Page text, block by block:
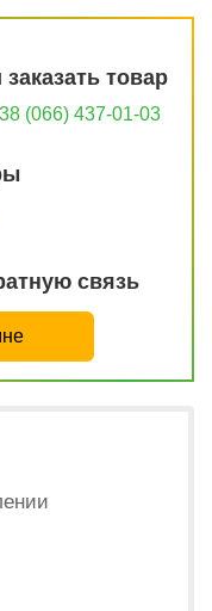
товар
(066) 437-01-03
связь